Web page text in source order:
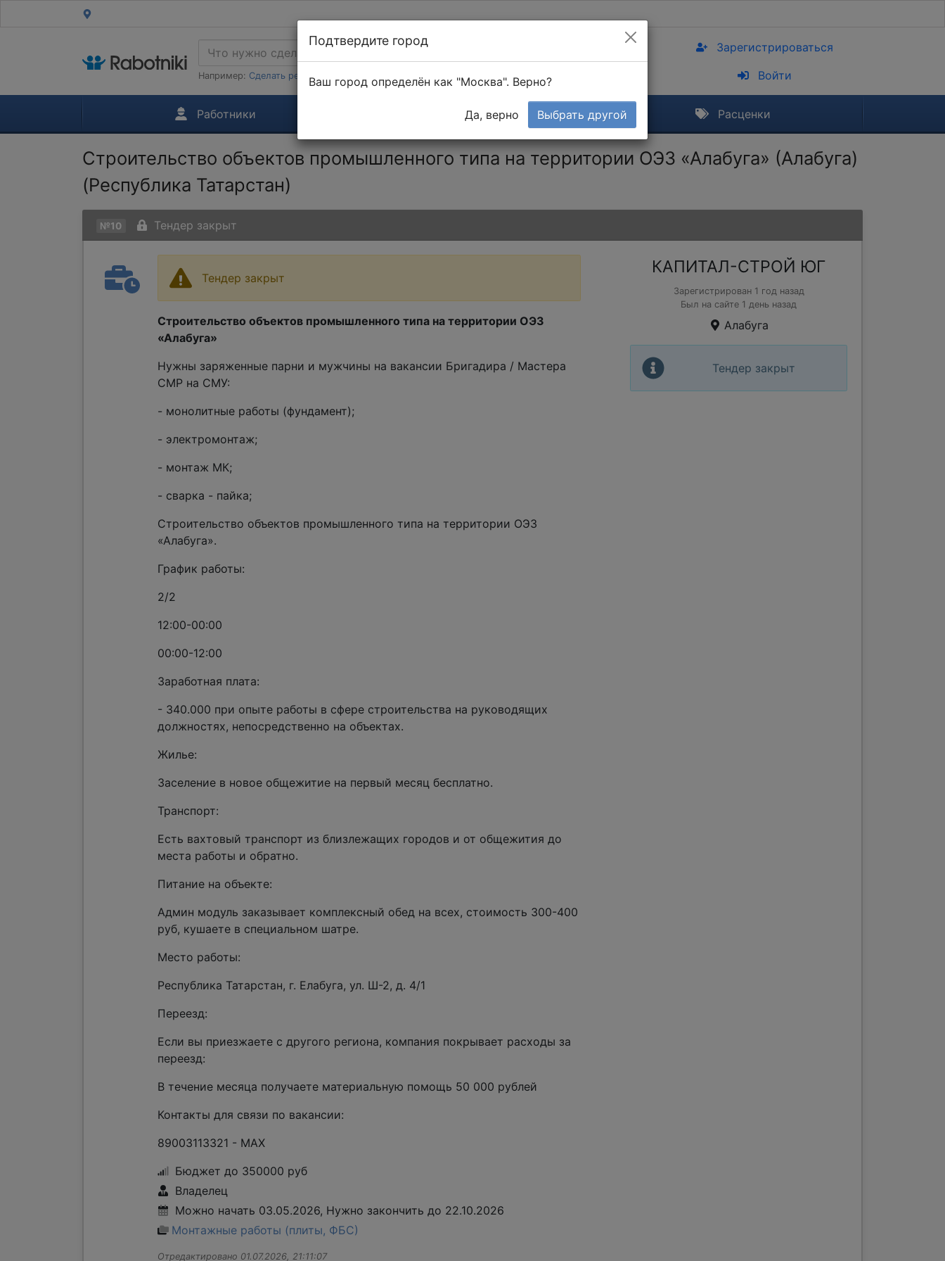
Например: Сделать ремонт в 1-к квартире
Зарегистрироваться
Войти
Работники Тендеры Расценки
Строительство объектов промышленного типа на территории ОЭЗ «Алабуга» (Алабуга)
(Республика Татарстан)
№10 Тендер закрыт
Тендер закрыт
Строительство объектов промышленного типа на территории ОЭЗ
«Алабуга»
Нужны заряженные парни и мужчины на вакансии Бригадира / Мастера
СМР на СМУ:
- монолитные работы (фундамент);
- электромонтаж;
- монтаж МК;
- сварка - пайка;
Строительство объектов промышленного типа на территории ОЭЗ
«Алабуга».
График работы:
2/2
12:00-00:00
00:00-12:00
Заработная плата:
- 340.000 при опыте работы в сфере строительства на руководящих
должностях, непосредственно на объектах.
Жилье:
Заселение в новое общежитие на первый месяц бесплатно.
Транспорт:
Есть вахтовый транспорт из близлежащих городов и от общежития до
места работы и обратно.
Питание на объекте:
Админ модуль заказывает комплексный обед на всех, стоимость 300-400
руб, кушаете в специальном шатре.
Место работы:
Республика Татарстан, г. Елабуга, ул. Ш-2, д. 4/1
Переезд:
Если вы приезжаете с другого региона, компания покрывает расходы за
переезд:
В течение месяца получаете материальную помощь 50 000 рублей
Контакты для связи по вакансии:
89003113321 - MAX
Бюджет до 350000 руб
Владелец
Можно начать 03.05.2026, Нужно закончить до 22.10.2026
Монтажные работы (плиты, ФБС)
Отредактировано 01.07.2026, 21:11:07
КАПИТАЛ-СТРОЙ ЮГ
Зарегистрирован 1 год назад
Был на сайте 1 день назад
Алабуга
Тендер закрыт
Подтвердите город
Ваш город определён как "Москва". Верно?
Да, верно Выбрать другой